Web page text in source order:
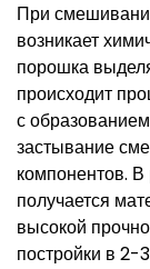
При
возникает
порошка
происходит
с
застывание
компонентов. В
получается
высокой
постройки в 2-